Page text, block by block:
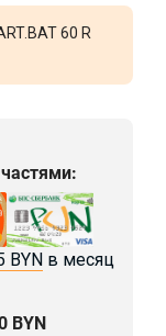
60 R
BYN в месяц
BYN